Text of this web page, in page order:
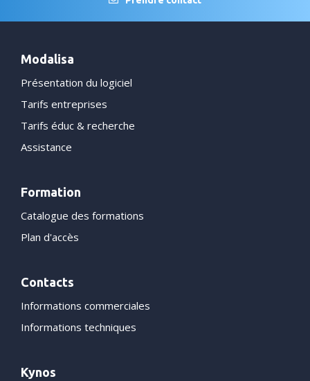
Modalisa
Présentation du logiciel
Tarifs entreprises
Tarifs éduc & recherche
Assistance
Formation
Catalogue des formations
Plan d'accès
Contacts
Informations commerciales
Informations techniques
Kynos